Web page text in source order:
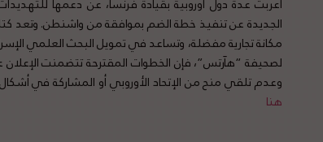
أعربت عدة دول أوروبية بقيادة فرنسا، عن دعمها
الجديدة عن تنفيذ خطة الضم بموافقة من واشنطن. وتعد كتلة
لصحيفة “هآرتس”، فإن الخطوات المقترحة تتضمنت الإعلان
وعدم تلقي منح من الإتحاد الأوروبي أو المشاركة في أشكال
هنا